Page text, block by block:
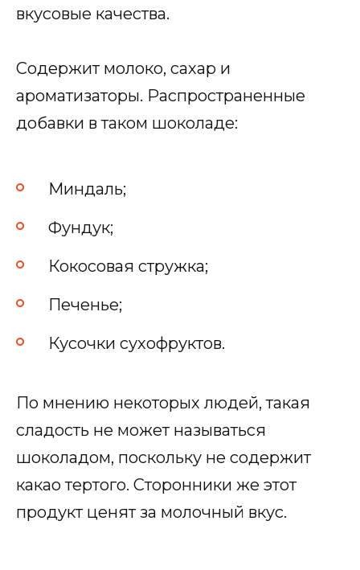
вкусовые качества.
Содержит молоко, сахар и
ароматизаторы. Распространенные
добавки в таком шоколаде:
Миндаль;
Фундук;
Кокосовая стружка;
Печенье;
Кусочки сухофруктов.
По мнению некоторых людей, такая
сладость не может называться
шоколадом, поскольку не содержит
какао тертого. Сторонники же этот
продукт ценят за молочный вкус.